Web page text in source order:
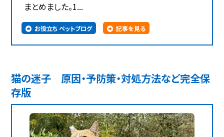
まとめました。1...
お役立ち ペットブログ 記事を見る
猫の迷子 原因・予防策・対処方法など完全保
存版